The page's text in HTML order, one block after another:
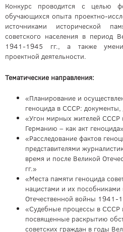
Конкурс проводится с целью
обучающихся опыта проектно-
источниками исторической
советского населения в период
1941-1945 гг., а также умений
проектной деятельности.
Тематические направления:
«Планирование и
геноцида в СССР: документы,
«Угон мирных жителей СССР
Германию – как акт геноцида»
«Расследование фактов
представителями
время и после Великой
гг.»
«Места памяти геноцида
нацистами и их
Отечественной войны 1941-
«Судебные процессы в СССР
посвященные раскрытию
советских граждан в годы